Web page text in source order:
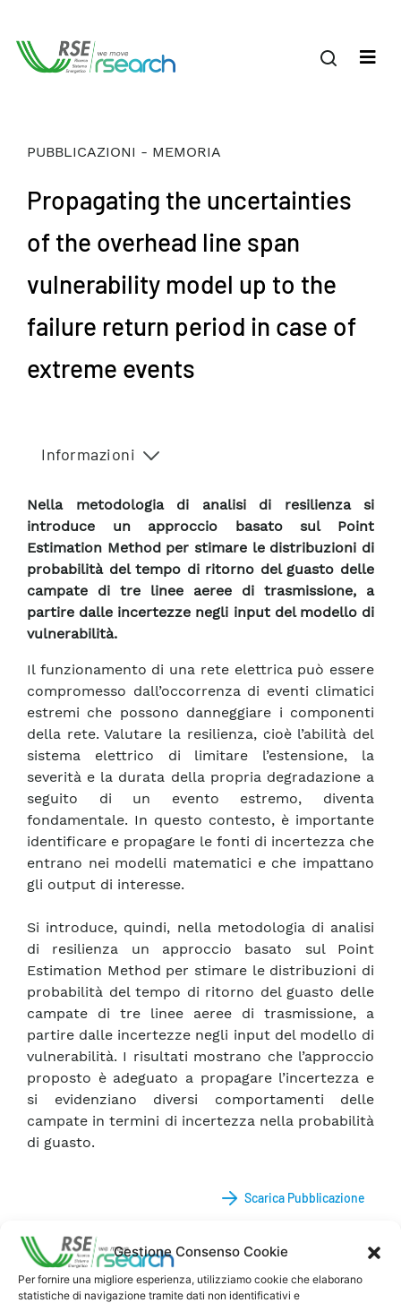
Gestione Consenso Cookie
Per fornire una migliore esperienza, utilizziamo cookie che elaborano
statistiche di navigazione tramite dati non identificativi e
PUBBLICAZIONI - MEMORIA
Propagating the uncertainties
of the overhead line span
vulnerability model up to the
failure return period in case of
extreme events
Informazioni
Nella metodologia di analisi di resilienza si
introduce un approccio basato sul Point
Estimation Method per stimare le distribuzioni di
probabilità del tempo di ritorno del guasto delle
campate di tre linee aeree di trasmissione, a
partire dalle incertezze negli input del modello di
vulnerabilità.
Il funzionamento di una rete elettrica può essere
compromesso dall’occorrenza di eventi climatici
estremi che possono danneggiare i componenti
della rete. Valutare la resilienza, cioè l’abilità del
sistema elettrico di limitare l’estensione, la
severità e la durata della propria degradazione a
seguito di un evento estremo, diventa
fondamentale. In questo contesto, è importante
identificare e propagare le fonti di incertezza che
entrano nei modelli matematici e che impattano
gli output di interesse.
Si introduce, quindi, nella metodologia di analisi
di resilienza un approccio basato sul Point
Estimation Method per stimare le distribuzioni di
probabilità del tempo di ritorno del guasto delle
campate di tre linee aeree di trasmissione, a
partire dalle incertezze negli input del modello di
vulnerabilità. I risultati mostrano che l’approccio
proposto è adeguato a propagare l’incertezza e
si evidenziano diversi comportamenti delle
campate in termini di incertezza nella probabilità
di guasto.
Scarica Pubblicazione
Commenti